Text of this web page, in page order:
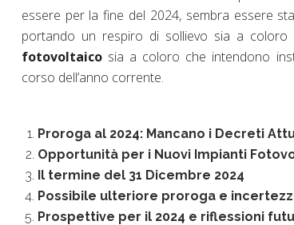
essere per la fine del 2024, sembra essere
portando un respiro di sollievo sia a coloro
fotovoltaicosia a coloro che intendono
corso dell’anno corrente.
Proroga al 2024: Mancano i Decreti
Opportunità per i Nuovi Impianti
Il termine del 31 Dicembre 2024
Possibile ulteriore proroga e
Prospettive per il 2024 e riflessioni